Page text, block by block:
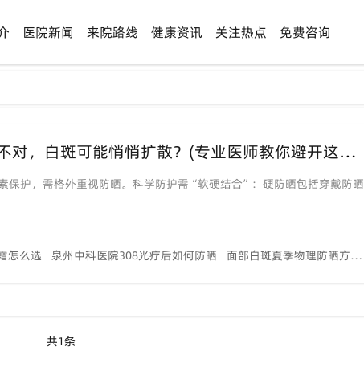
医院新闻 来院路线 健康资讯 关注热点 免费咨询
【泉州白癜风患者速查】夏季防晒做不对，白斑可能悄悄扩散？(专业医师教你避开这些误区)
保护，需格外重视防晒。科学防护需“软硬结合”：硬防晒包括穿戴防晒
怎么选 泉州中科医院308光疗后如何防晒 面部白斑夏季物理防晒方法
共1条